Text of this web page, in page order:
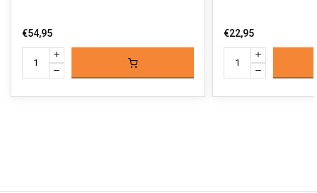
€54,95 €22,95